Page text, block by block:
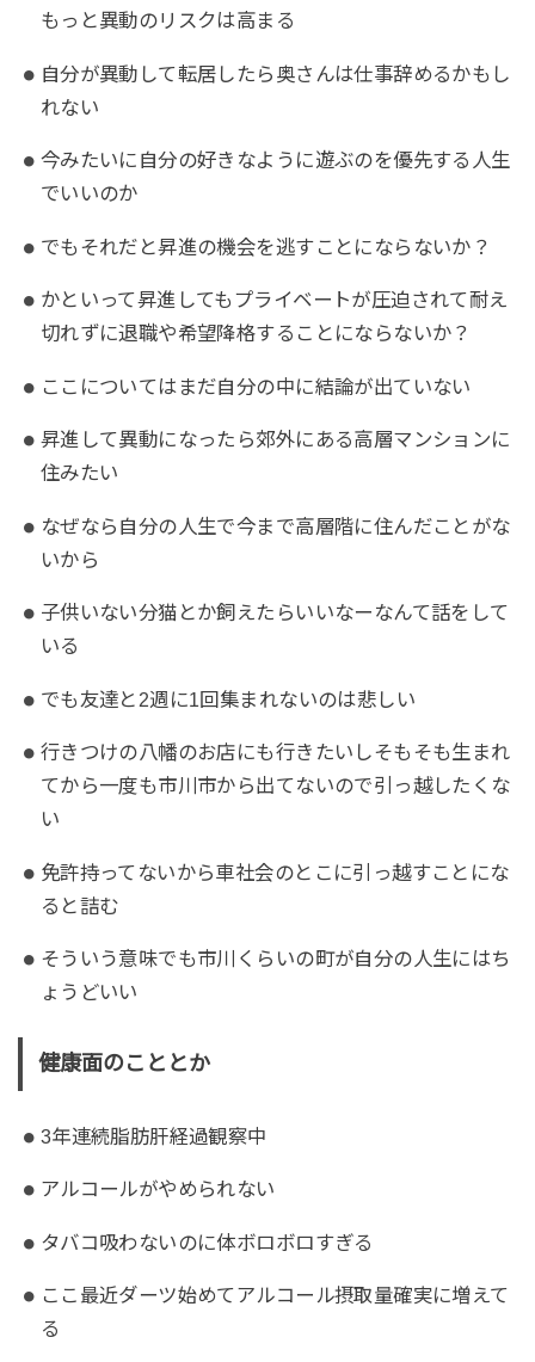
もっと異動のリスクは高まる
自分が異動して転居したら奥さんは仕事辞めるかもし
れない
今みたいに自分の好きなように遊ぶのを優先する人生
でいいのか
でもそれだと昇進の機会を逃すことにならないか？
かといって昇進してもプライベートが圧迫されて耐え
切れずに退職や希望降格することにならないか？
ここについてはまだ自分の中に結論が出ていない
昇進して異動になったら郊外にある高層マンションに
住みたい
なぜなら自分の人生で今まで高層階に住んだことがな
いから
子供いない分猫とか飼えたらいいなーなんて話をして
いる
でも友達と2週に1回集まれないのは悲しい
行きつけの八幡のお店にも行きたいしそもそも生まれ
てから一度も市川市から出てないので引っ越したくな
い
免許持ってないから車社会のとこに引っ越すことにな
ると詰む
そういう意味でも市川くらいの町が自分の人生にはち
ょうどいい
健康面のこととか
3年連続脂肪肝経過観察中
アルコールがやめられない
タバコ吸わないのに体ボロボロすぎる
ここ最近ダーツ始めてアルコール摂取量確実に増えて
る